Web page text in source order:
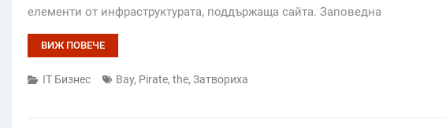
елементи от инфраструктурата, поддържаща сайта. Заповедна
ВИЖ ПОВЕЧЕ
IT Бизнес Bay, Pirate, the, Затвориха